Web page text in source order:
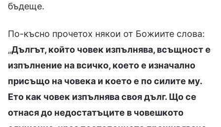
бъдеще.
По-късно прочетох някои от Божиите слова:
„Дългът, който човек изпълнява, всъщност е
изпълнение на всичко, което е изначално
присъщо на човека и което е по силите му.
Ето как човек изпълнява своя дълг. Що се
отнася до недостатъците в човешкото